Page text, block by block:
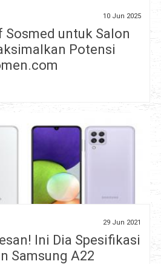
10 Jun 2025
untuk Salon
Potensi
29 Jun 2021
Ini Dia Spesifikasi
Samsung A22